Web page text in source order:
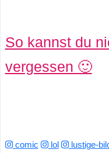
So kannst du
vergessen 🙂
comic lol lustige-